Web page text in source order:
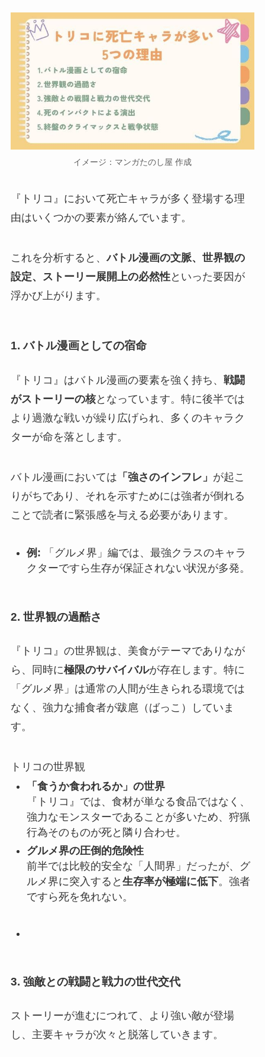
イメージ：マンガたのし屋 作成
『トリコ』において死亡キャラが多く登場する理
由はいくつかの要素が絡んでいます。
これを分析すると、バトル漫画の文脈、世界観の
設定、ストーリー展開上の必然性といった要因が
浮かび上がります。
1. バトル漫画としての宿命
『トリコ』はバトル漫画の要素を強く持ち、 戦闘
がストーリーの核となっています。特に後半では
より過激な戦いが繰り広げられ、多くのキャラク
ターが命を落とします。
バトル漫画においては 「強さのインフレ」 が起こ
りがちであり、それを示すためには強者が倒れる
ことで読者に緊張感を与える必要があります。
例: 「グルメ界」編では、最強クラスのキャラ
クターですら生存が保証されない状況が多発。
2. 世界観の過酷さ
『トリコ』の世界観は、 美食がテーマでありなが
ら、同時に極限のサバイバルが存在 します。特に
「グルメ界」は通常の人間が生きられる環境では
なく、強力な捕食者が跋扈（ばっこ）していま
す。
トリコの世界観
「食うか食われるか」の世界
『トリコ』では、食材が単なる食品ではなく、
強力なモンスターであることが多いため、狩猟
行為そのものが死と隣り合わせ。
グルメ界の圧倒的危険性
前半では比較的安全な「人間界」だったが、グ
ルメ界に突入すると 生存率が極端に低下。強者
ですら死を免れない。
3. 強敵との戦闘と戦力の世代交代
ストーリーが進むにつれて、より強い敵が登場
し、主要キャラが次々と脱落していきます。